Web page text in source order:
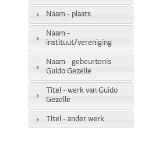
Naam - plaats
Naam -
instituut/vereniging
Naam - gebeurtenis
Guido Gezelle
Titel - werk van Guido
Gezelle
Titel - ander werk